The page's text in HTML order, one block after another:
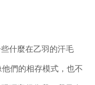
什麼在乙羽的汗毛
們的相存模式，也不